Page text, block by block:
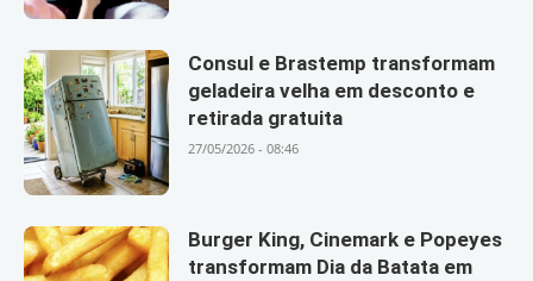
Consul e Brastemp transformam
geladeira velha em desconto e
retirada gratuita
27/05/2026 - 08:46
Burger King, Cinemark e Popeyes
transformam Dia da Batata em